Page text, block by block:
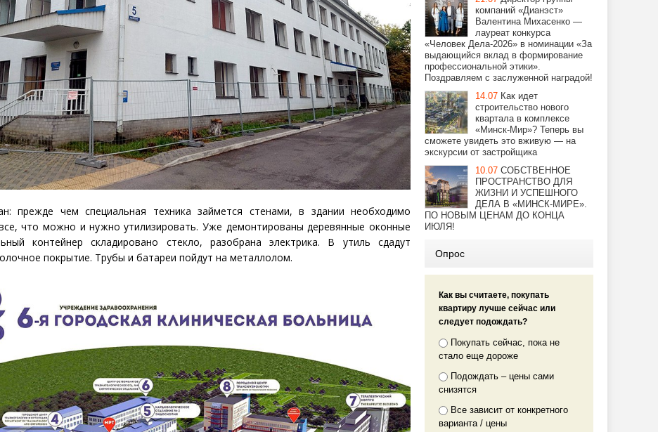
прежде чем специальная техника займется стенами, в здании необходимо
что можно и нужно утилизировать. Уже демонтированы деревянные оконные
контейнер складировано стекло, разобрана электрика. В утиль сдадут
покрытие. Трубы и батареи пойдут на металлолом.
компаний «Дианэст»
Валентина Михасенко —
лауреат конкурса
«Человек Дела-2026» в номинации «За
выдающийся вклад в формирование
профессиональной этики».
Поздравляем с заслуженной наградой!
14.07 Как идет
строительство нового
квартала в комплексе
«Минск-Мир»? Теперь вы
сможете увидеть это вживую — на
экскурсии от застройщика
10.07 СОБСТВЕННОЕ
ПРОСТРАНСТВО ДЛЯ
ЖИЗНИ И УСПЕШНОГО
ДЕЛА В «МИНСК-МИРЕ».
ПО НОВЫМ ЦЕНАМ ДО КОНЦА
ИЮЛЯ!
Опрос
Как вы считаете, покупать
квартиру лучше сейчас или
следует подождать?
Покупать сейчас, пока не
стало еще дороже
Подождать – цены сами
снизятся
Все зависит от конкретного
варианта / цены